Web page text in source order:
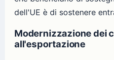
dell'UE è di sostenere
Modernizzazione dei
all'esportazione